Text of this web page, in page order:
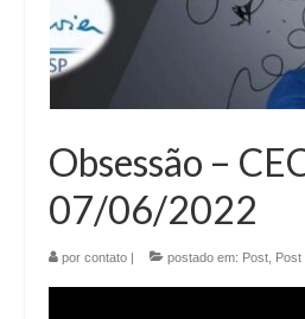
Obsessão –
07/06/2022
por contato | postado em: Post Post